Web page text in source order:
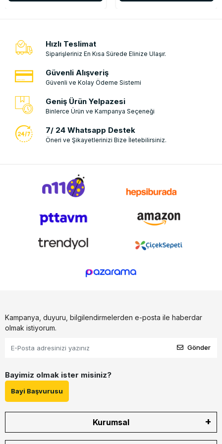
Hızlı Teslimat
Siparişleriniz En Kısa Sürede Elinize Ulaşır.
Güvenli Alışveriş
Güvenli ve Kolay Ödeme Sistemi
Geniş Ürün Yelpazesi
Binlerce Ürün ve Kampanya Seçeneği
7/ 24 Whatsapp Destek
Öneri ve Şikayetlerinizi Bize İletebilirsiniz.
Kampanya, duyuru, bilgilendirmelerden e-posta ile haberdar
olmak istiyorum.
Gönder
Bayimiz olmak ister misiniz?
Bayi Başvurusu
Kurumsal